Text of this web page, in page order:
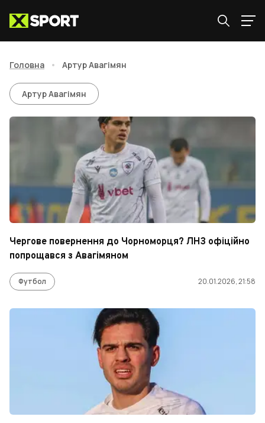
Головна • Артур Авагімян
Артур Авагімян
Артур Авагімян
Чергове повернення до Чорноморця? ЛНЗ офіційно
попрощався з Авагімяном
Футбол 20.01.2026, 21:58